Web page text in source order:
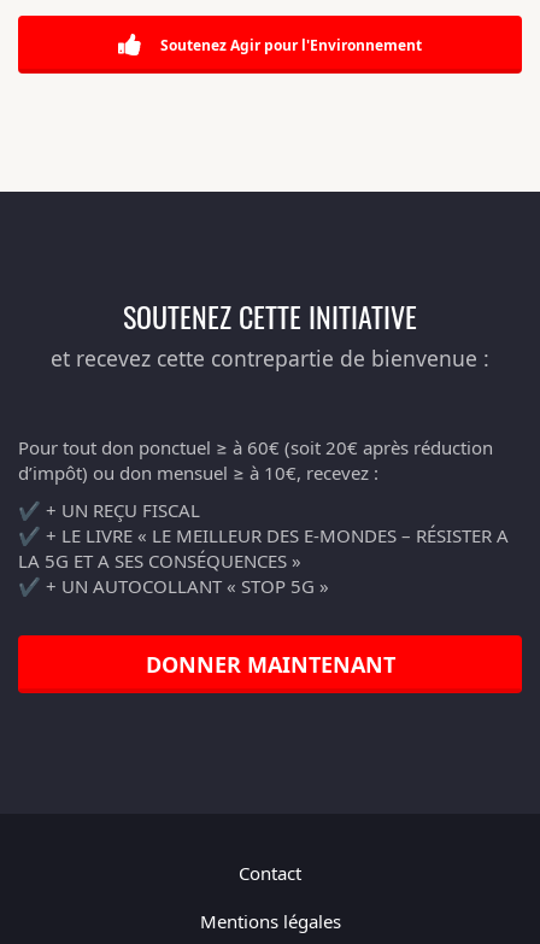
Soutenez Agir pour l'Environnement
SOUTENEZ CETTE INITIATIVE
et recevez cette contrepartie de bienvenue :
Pour tout don ponctuel ≥ à 60€ (soit 20€ après réduction
d’impôt) ou don mensuel ≥ à 10€, recevez :
✔️ + UN REÇU FISCAL
✔️ + LE LIVRE « LE MEILLEUR DES E-MONDES – RÉSISTER A
LA 5G ET A SES CONSÉQUENCES »
✔️ + UN AUTOCOLLANT « STOP 5G »
DONNER MAINTENANT
Contact
Mentions légales